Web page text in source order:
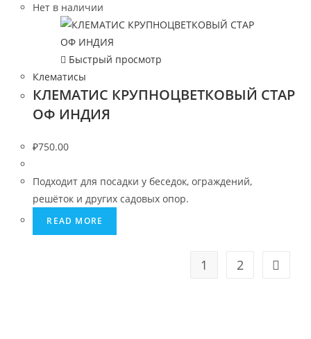
Нет в наличии
Быстрый просмотр
Клематисы
КЛЕМАТИС КРУПНОЦВЕТКОВЫЙ СТАР
ОФ ИНДИЯ
₽750.00
Подходит для посадки у беседок, ограждений,
решёток и других садовых опор.
READ MORE
1 2